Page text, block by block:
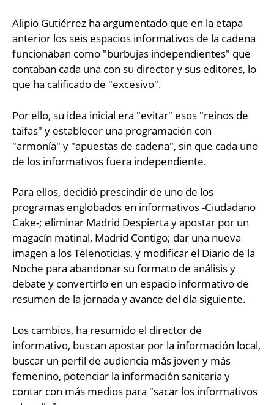
Alipio Gutiérrez ha argumentado que en la etapa
anterior los seis espacios informativos de la cadena
funcionaban como "burbujas independientes" que
contaban cada una con su director y sus editores, lo
que ha calificado de "excesivo".
Por ello, su idea inicial era "evitar" esos "reinos de
taifas" y establecer una programación con
"armonía" y "apuestas de cadena", sin que cada uno
de los informativos fuera independiente.
Para ellos, decidió prescindir de uno de los
programas englobados en informativos -Ciudadano
Cake-; eliminar Madrid Despierta y apostar por un
magacín matinal, Madrid Contigo; dar una nueva
imagen a los Telenoticias, y modificar el Diario de la
Noche para abandonar su formato de análisis y
debate y convertirlo en un espacio informativo de
resumen de la jornada y avance del día siguiente.
Los cambios, ha resumido el director de
informativo, buscan apostar por la información local,
buscar un perfil de audiencia más joven y más
femenino, potenciar la información sanitaria y
contar con más medios para "sacar los informativos